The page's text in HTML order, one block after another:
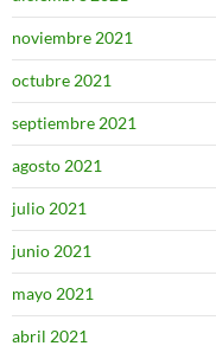
noviembre 2021
octubre 2021
septiembre 2021
agosto 2021
julio 2021
junio 2021
mayo 2021
abril 2021